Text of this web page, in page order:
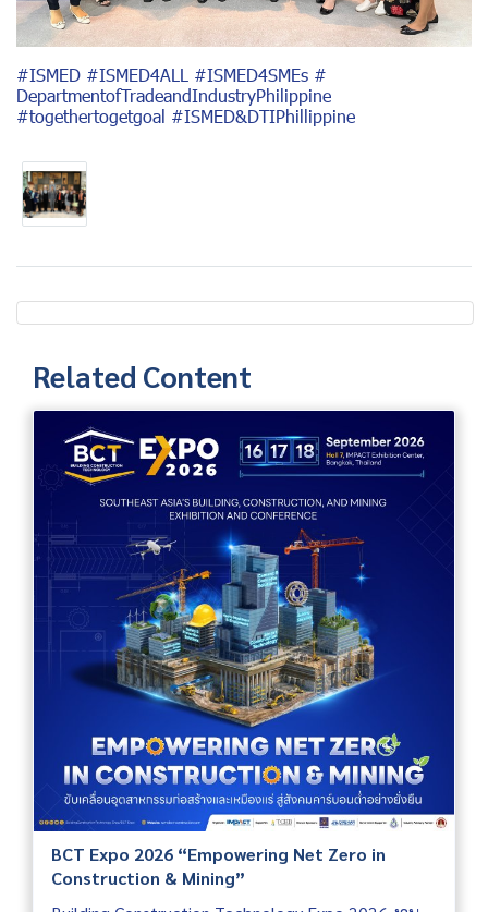
#ISMED #ISMED4ALL #ISMED4SMEs #
DepartmentofTradeandIndustryPhilippine
#togethertogetgoal #ISMED&DTIPhillippine
Related Content
BCT Expo 2026 “Empowering Net Zero in
Construction & Mining”